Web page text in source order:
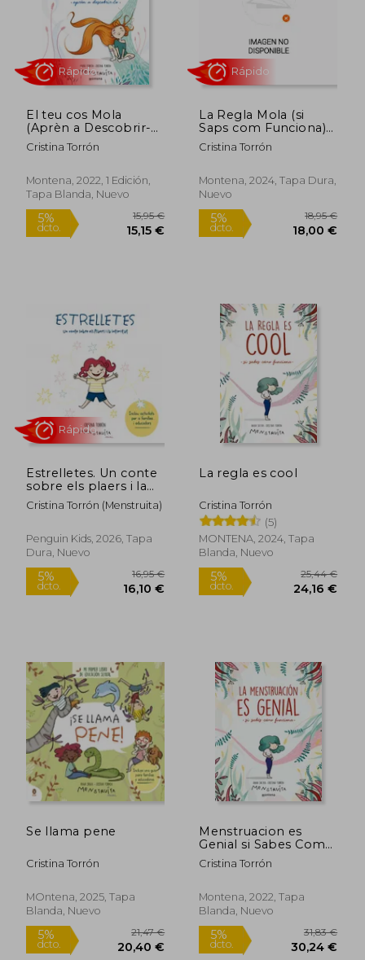
dcto. 16,10 €
Rápido
dcto.
El teu cos Mola
(Aprèn a Descobrir-
Lo) (Menstruita) (en
Catalán)
Cristina Torrón
Montena, 2022, 1 Edición,
Tapa Blanda, Nuevo
5%
dcto. 15,15 €
Rápido
La Regla Mola (si
Saps com Funciona)
(Edició Especial amb
Contingut Exclusiu)
Cristina Torrón
Montena, 2024, Tapa Dura,
Nuevo
5%
dcto.
Rápido
Estrelletes. Un conte
sobre els plaers i la
intimitat (en Català,)
Cristina Torrón (Menstruita)
Penguin Kids, 2026, Tapa
Dura, Nuevo
Rápido
La regla es cool
Cristina Torrón
(5)
MONTENA, 2024, Tapa
Blanda, Nuevo
Se llama pene
Cristina Torrón
MOntena, 2025, Tapa
Blanda, Nuevo
Menstruacion es
Genial si Sabes Como
Funciona
Cristina Torrón
Montena, 2022, Tapa
Blanda, Nuevo